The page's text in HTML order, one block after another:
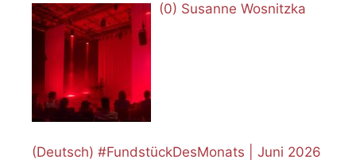
(0) Susanne Wosnitzka
(Deutsch) #FundstückDesMonats | Juni 2026